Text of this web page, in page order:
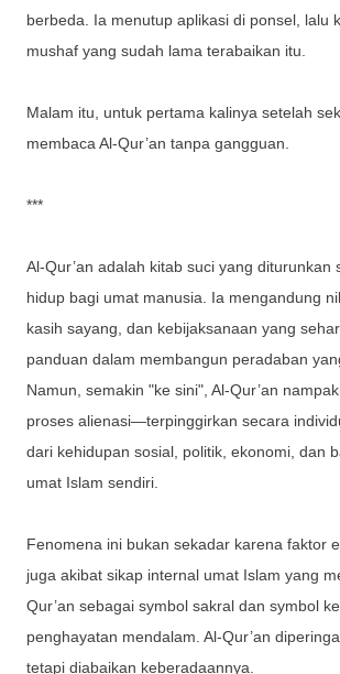
berbeda. Ia menutup aplikasi di ponsel, lalu
mushaf yang sudah lama terabaikan itu.
Malam itu, untuk pertama kalinya setelah
membaca Al-Qur’an tanpa gangguan.
***
Al-Qur’an adalah kitab suci yang diturunkan
hidup bagi umat manusia. Ia mengandung
kasih sayang, dan kebijaksanaan yang
panduan dalam membangun peradaban
Namun, semakin "ke sini", Al-Qur’an
proses alienasi—terpinggirkan secara
dari kehidupan sosial, politik, ekonomi, dan
umat Islam sendiri.
Fenomena ini bukan sekadar karena faktor
juga akibat sikap internal umat Islam yang
Qur’an sebagai symbol sakral dan symbol
penghayatan mendalam. Al-Qur’an
tetapi diabaikan keberadaannya.